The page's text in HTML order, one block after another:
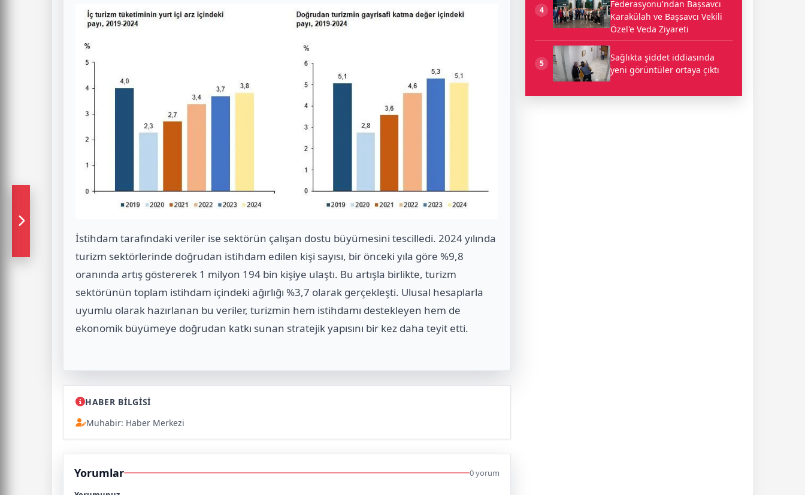
İstihdam tarafındaki veriler ise sektörün çalışan dostu büyümesini tescilledi. 2024 yılında
turizm sektörlerinde doğrudan istihdam edilen kişi sayısı, bir önceki yıla göre %9,8
oranında artış göstererek 1 milyon 194 bin kişiye ulaştı. Bu artışla birlikte, turizm
sektörünün toplam istihdam içindeki ağırlığı %3,7 olarak gerçekleşti. Ulusal hesaplarla
uyumlu olarak hazırlanan bu veriler, turizmin hem istihdamı destekleyen hem de
ekonomik büyümeye doğrudan katkı sunan stratejik yapısını bir kez daha teyit etti.
HABER BİLGİSİ
Muhabir: Haber Merkezi
Yorumlar 0 yorum
4
Federasyonu'ndan Başsavcı
Karakülah ve Başsavcı Vekili
Özel'e Veda Ziyareti
5
Sağlıkta şiddet iddiasında
yeni görüntüler ortaya çıktı